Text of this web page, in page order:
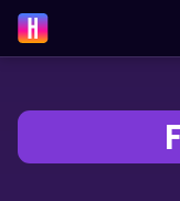
LÆRINGSVERKTØY